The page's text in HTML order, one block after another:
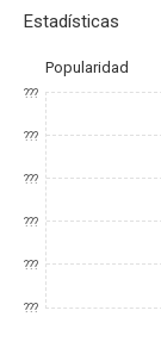
Estadísticas
Popularidad
???
???
???
???
???
???